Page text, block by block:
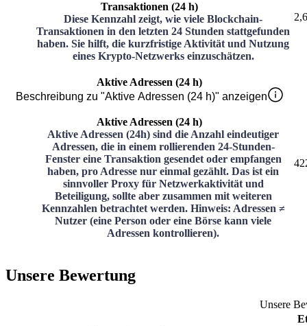
Transaktionen (24 h)
Diese Kennzahl zeigt, wie viele Blockchain-
Transaktionen in den letzten 24 Stunden stattgefunden
haben. Sie hilft, die kurzfristige Aktivität und Nutzung
eines Krypto-Netzwerks einzuschätzen.
Aktive Adressen (24 h)
Beschreibung zu "Aktive Adressen (24 h)" anzeigen
Aktive Adressen (24 h)
Aktive Adressen (24h) sind die Anzahl eindeutiger
Adressen, die in einem rollierenden 24-Stunden-
Fenster eine Transaktion gesendet oder empfangen
haben, pro Adresse nur einmal gezählt. Das ist ein
sinnvoller Proxy für Netzwerkaktivität und
Beteiligung, sollte aber zusammen mit weiteren
Kennzahlen betrachtet werden. Hinweis: Adressen ≠
Nutzer (eine Person oder eine Börse kann viele
Adressen kontrollieren).
Unsere Bewertung
Unsere